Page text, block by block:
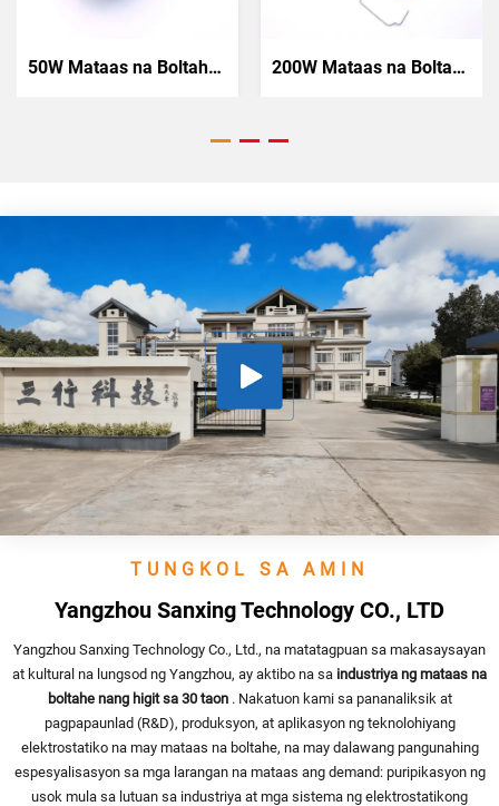
50W Mataas na Boltahe na Transformer 200W Mataas na Boltahe na Transformer
TUNGKOL SA AMIN
Yangzhou Sanxing Technology CO., LTD
Yangzhou Sanxing Technology Co., Ltd., na matatagpuan sa makasaysayan
at kultural na lungsod ng Yangzhou, ay aktibo na sa industriya ng mataas na
boltahe nang higit sa 30 taon . Nakatuon kami sa pananaliksik at
pagpapaunlad (R&D), produksyon, at aplikasyon ng teknolohiyang
elektrostatiko na may mataas na boltahe, na may dalawang pangunahing
espesyalisasyon sa mga larangan na mataas ang demand: puripikasyon ng
usok mula sa lutuan sa industriya at mga sistema ng elektrostatikong